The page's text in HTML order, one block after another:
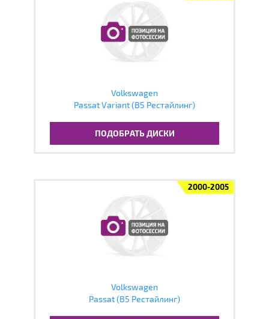
Volkswagen
Passat Variant (B5 Рестайлинг)
ПОДОБРАТЬ ДИСКИ
2000-2005
Volkswagen
Passat (B5 Рестайлинг)